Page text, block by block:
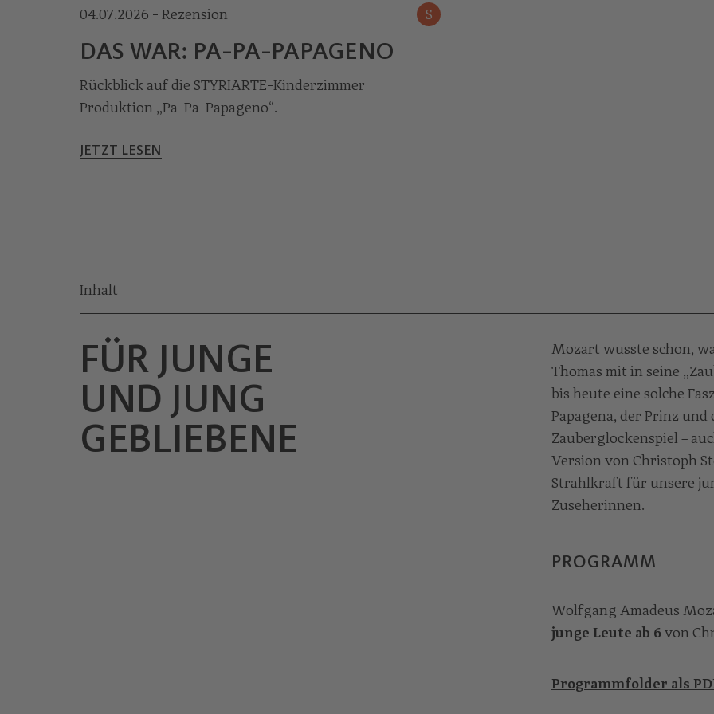
04.07.2026 - Rezension S
DAS WAR: PA-PA-PAPAGENO
Rückblick auf die STYRIARTE-Kinderzimmer
Produktion „Pa-Pa-Papageno“.
JETZT LESEN
Inhalt
FÜR JUNGE
UND JUNG
GEBLIEBENE
Mozart wusste schon,
Thomas mit in seine
bis heute eine solche
Papagena, der Prinz
Zauberglockenspiel –
Version von Christoph
Strahlkraft für unsere
Zuseherinnen.
PROGRAMM
Wolfgang Amadeus
junge Leute ab 6von
Programmfolder als